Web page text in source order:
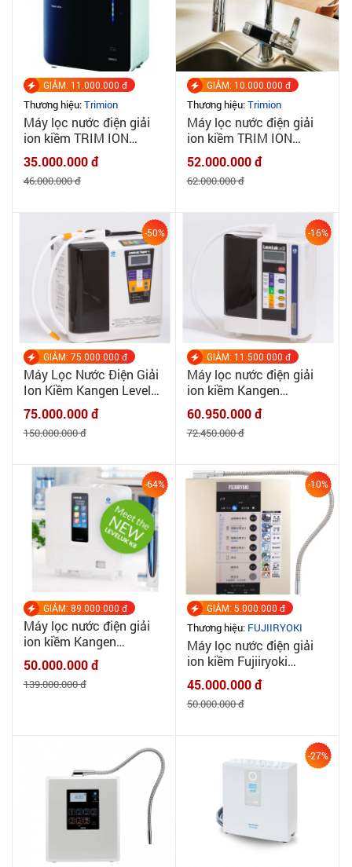
GIẢM: 11.000.000 đ
Thương hiệu:Trimion
Máy lọc nước điện giải
ion kiềm TRIM ION
GRACE - MADE IN
JAPAN
35.000.000 đ
46.000.000 đ
GIẢM: 10.000.000 đ
Thương hiệu:Trimion
Máy lọc nước điện giải
ion kiềm TRIM ION
GRACIA - MADE IN
JAPAN
52.000.000 đ
62.000.000 đ
-50%
GIẢM: 75.000.000 đ
Máy Lọc Nước Điện Giải
Ion Kiềm Kangen Leveluk
Super SD501 - Enagic
Nhật Bản
75.000.000 đ
150.000.000 đ
-16%
GIẢM: 11.500.000 đ
Máy lọc nước điện giải
ion kiềm Kangen
Leverluk JRII - Chính
hãng Enagic
60.950.000 đ
72.450.000 đ
-64%
GIẢM: 89.000.000 đ
Máy lọc nước điện giải
ion kiềm Kangen
Leverluk K8 - Chính hãng
Enagic
50.000.000 đ
139.000.000 đ
-10%
GIẢM: 5.000.000 đ
Thương hiệu: FUJIIRYOKI
Máy lọc nước điện giải
ion kiềm Fujiiryoki
HWP55
45.000.000 đ
50.000.000 đ
-27%